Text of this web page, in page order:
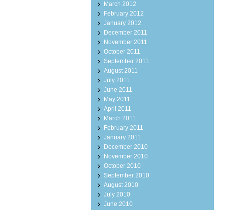
March 2012
February 2012
January 2012
December 2011
November 2011
October 2011
September 2011
August 2011
July 2011
June 2011
May 2011
April 2011
March 2011
February 2011
January 2011
December 2010
November 2010
October 2010
September 2010
August 2010
July 2010
June 2010